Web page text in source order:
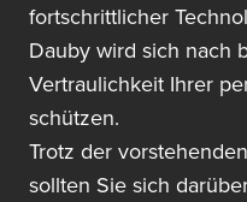
fortschrittlicher
Dauby wird sich nach
Vertraulichkeit Ihrer
schützen.
Trotz der
sollten Sie sich